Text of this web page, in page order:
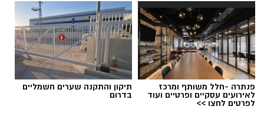
ואירועי תוכן.
חשיבה עצמאית ורב־תחומית.
יחסי אנוש מצוינים, יוזמה ויצירתיות.
במוזיאון מציינים כי הם מחפשים מועמד או מועמדת
בעלי "ראש מלא ברעיונות", שיצטרפו להובלת
הפעילות החינוכית והקהילתית של אחד ממוסדות
תגים:משרד הבריאות, חומרים מסוכנים, מרכז
ההחלקות
פנתרה -חלל משותף ומרכז
לאירועים עסקיים ופרטיים ועוד
לפרטים לחצו >>
תיקון והתקנה שערים חשמליים
בדרום